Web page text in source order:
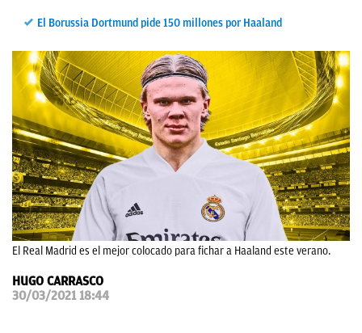
FICHAJES
FEMENINO
PAPARAZZI
OKDIARIO
El Borussia Dortmund pide 150 millones por Haaland
El Real Madrid es el mejor colocado para fichar a Haaland este verano.
HUGO CARRASCO
30/03/2021 18:44